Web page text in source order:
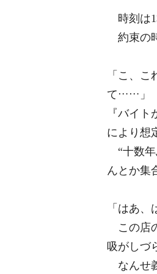
時刻は
約束の
「こ、
て……」
『バイ
により想
“十数年
んとか集
「はあ
この店
吸がしづ
なんせ